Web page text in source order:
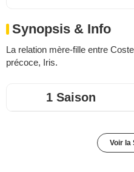
Synopsis & Info
La relation mère-fille entre
précoce, Iris.
1 Saison
Voir la